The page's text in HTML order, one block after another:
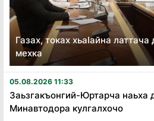
Газах, токах хьаӏайна
мехка
05.08.2026 11:33
Заьзгакъонгий-Юртарча наьха
Минавтодора кулгалхочо